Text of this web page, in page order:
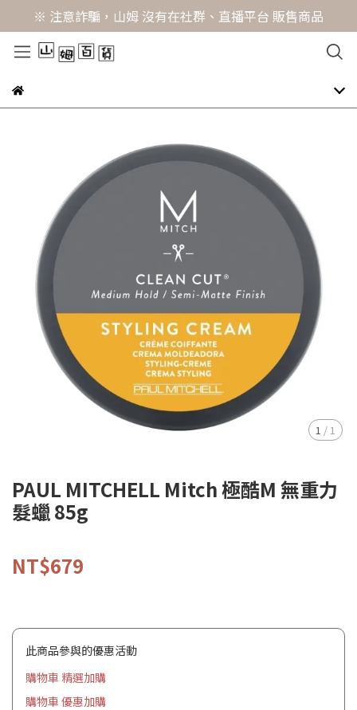
※ 注意詐騙，山姆 沒有在社群、直播平台 販售商品
1 / 1
PAUL MITCHELL Mitch 極酷M 無重力
髮蠟 85g
NT$679
此商品參與的優惠活動
購物車 精選加購
購物車 優惠加購